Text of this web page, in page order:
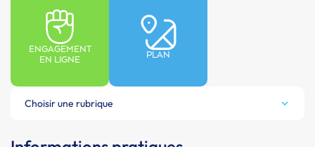
ENGAGEMENT
EN LIGNE
PLAN
Choisir une rubrique